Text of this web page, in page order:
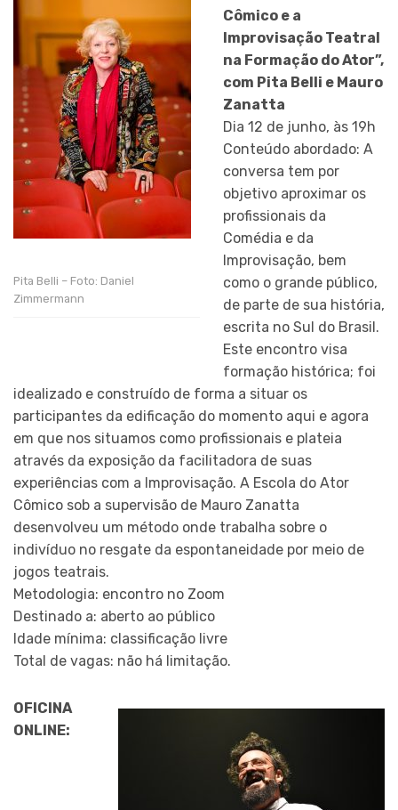
Pita Belli – Foto: Daniel
Zimmermann
Cômico e a
Improvisação Teatral
na Formação do Ator”,
com Pita Belli e Mauro
Zanatta
Dia 12 de junho, às 19h
Conteúdo abordado: A
conversa tem por
objetivo aproximar os
profissionais da
Comédia e da
Improvisação, bem
como o grande público,
de parte de sua história,
escrita no Sul do Brasil.
Este encontro visa
formação histórica; foi
idealizado e construído de forma a situar os
participantes da edificação do momento aqui e agora
em que nos situamos como profissionais e plateia
através da exposição da facilitadora de suas
experiências com a Improvisação. A Escola do Ator
Cômico sob a supervisão de Mauro Zanatta
desenvolveu um método onde trabalha sobre o
indivíduo no resgate da espontaneidade por meio de
jogos teatrais.
Metodologia: encontro no Zoom
Destinado a: aberto ao público
Idade mínima: classificação livre
Total de vagas: não há limitação.
OFICINA
ONLINE: